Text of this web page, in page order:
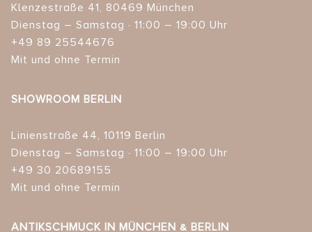
Klenzestraße 41, 80469 München
Dienstag – Samstag · 11:00 – 19:00 Uhr
+49 89 25544676
Mit und ohne Termin
SHOWROOM BERLIN
Linienstraße 44, 10119 Berlin
Dienstag – Samstag · 11:00 – 19:00 Uhr
+49 30 20689155
Mit und ohne Termin
ANTIKSCHMUCK IN MÜNCHEN & BERLIN